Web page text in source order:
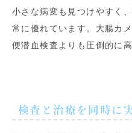
小さな病変も見つけやすく
常に優れています。大腸カ
便潜血検査よりも圧倒的に
検査と治療を同時に